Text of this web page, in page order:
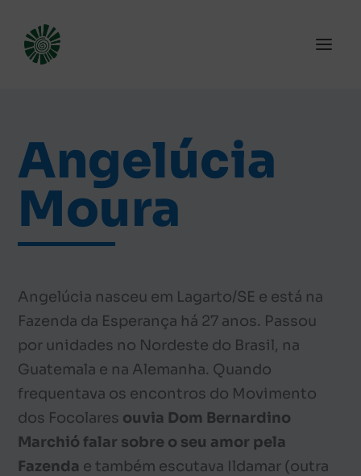
Angelúcia
Moura
Angelúcia nasceu em Lagarto/SE e está na
Fazenda da Esperança há 27 anos. Passou
por unidades no Nordeste do Brasil, na
Guatemala e na Alemanha. Quando
frequentava os encontros do Movimento
dos Focolares ouvia Dom Bernardino
Marchió falar sobre o seu amor pela
Fazenda e também escutava Ildamar (outra